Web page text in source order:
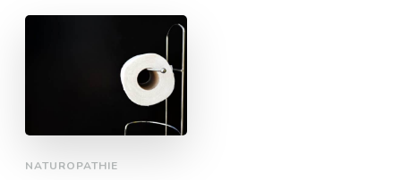
NATUROPATHIE